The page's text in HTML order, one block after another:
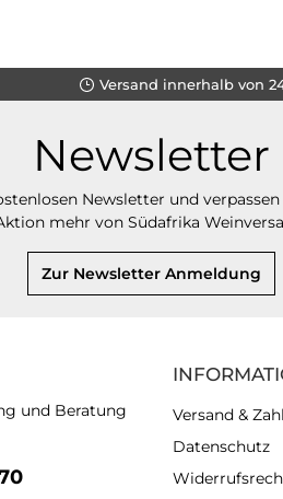
Versand innerhalb von
Newsletter
Newsletter und
mehr von Südafrika
Zur Newsletter Anmeldung
und Beratung
Versand &
Datenschutz